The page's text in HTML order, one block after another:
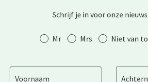
Schrijf je in voor onze
Aanhef Mr Mrs Niet van
Voornaam